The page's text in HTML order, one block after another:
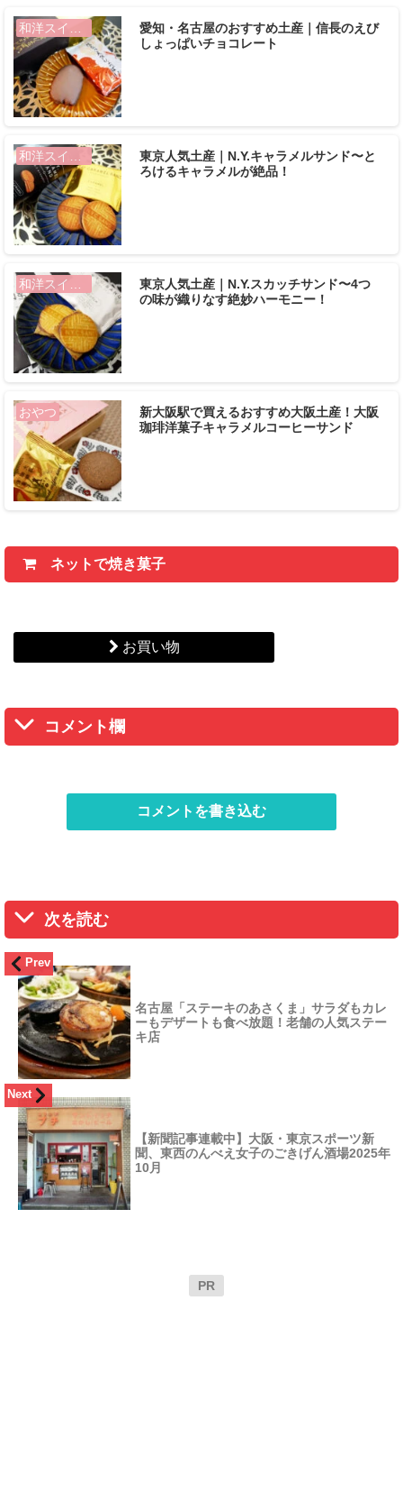
愛知・名古屋のおすすめ土産｜信長のえび
しょっぱいチョコレート
東京人気土産｜N.Y.キャラメルサンド〜と
ろけるキャラメルが絶品！
東京人気土産｜N.Y.スカッチサンド〜4つ
の味が織りなす絶妙ハーモニー！
おやつ
新大阪駅で買えるおすすめ大阪土産！大阪
珈琲洋菓子キャラメルコーヒーサンド
ネットで焼き菓子
お買い物
コメント欄
コメントを書き込む
次を読む
Prev
名古屋「ステーキのあさくま」サラダもカレ
ーもデザートも食べ放題！老舗の人気ステー
キ店
Next
【新聞記事連載中】大阪・東京スポーツ新
聞、東西のんべえ女子のごきげん酒場2025年
10月
PR